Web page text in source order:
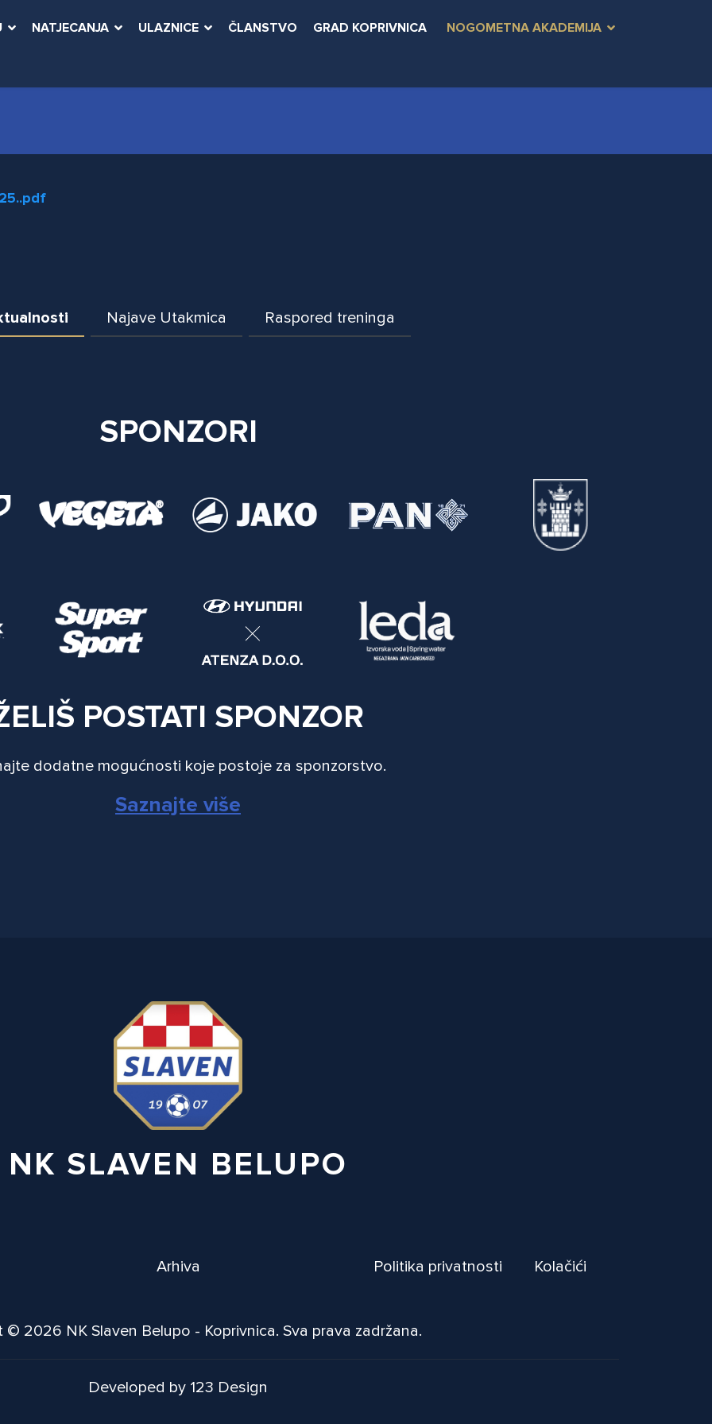
NATJECANJA ULAZNICE ČLANSTVO GRAD KOPRIVNICA NOGOMETNA AKADEMIJA
Najave Utakmica Raspored treninga
SPONZORI
POSTATI SPONZOR
dodatne mogućnosti koje postoje za sponzorstvo.
Saznajte više
NK SLAVEN BELUPO
Arhiva Politika privatnosti Kolačići
© 2026 NK Slaven Belupo - Koprivnica. Sva prava zadržana.
Developed by 123 Design